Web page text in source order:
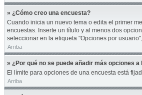
» ¿Cómo creo una encuesta?
Cuando inicia un nuevo tema o edita el primer
encuestas. Inserte un título y al menos dos
seleccionar en la etiqueta "Opciones por
Arriba
» ¿Por qué no se puede añadir más opciones a
El límite para opciones de una encuesta está
Arriba